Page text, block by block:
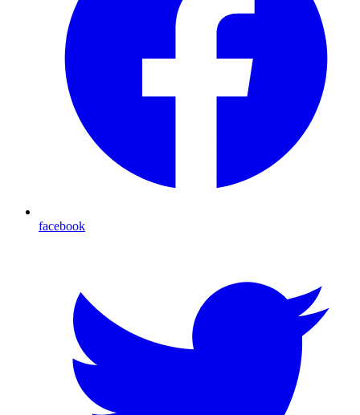
facebook